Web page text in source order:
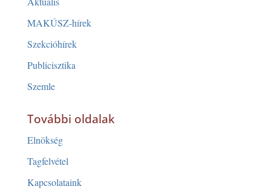
MAKÚSZ-hírek
Szekcióhírek
Publicisztika
Szemle
További oldalak
Elnökség
Tagfelvétel
Kapcsolataink